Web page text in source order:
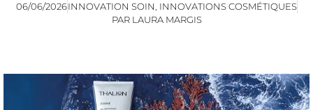
06/06/2026INNOVATION SOIN INNOVATIONS COSMÉTIQUES
PAR LAURA MARGIS